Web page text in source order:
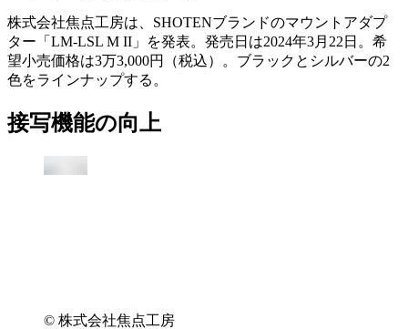
株式会社焦点工房は、SHOTENブランドのマウントアダプ
ター「LM-LSL M II」を発表。発売日は2024年3月22日。希
望小売価格は3万3,000円（税込）。ブラックとシルバーの2
色をラインナップする。
接写機能の向上
© 株式会社焦点工房